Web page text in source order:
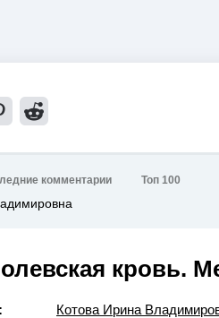
комментарии Топ 100
кровь.
Котова Ирина